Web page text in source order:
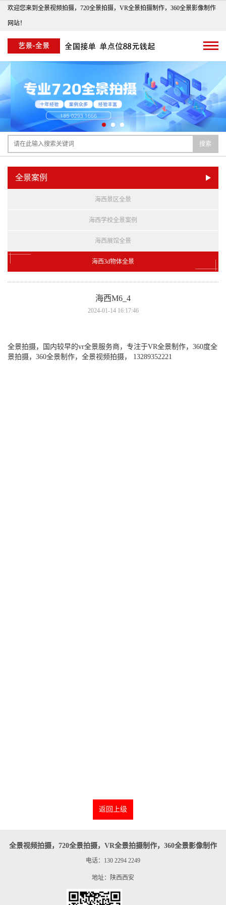
欢迎您来到全景视频拍摄，720全景拍摄，VR全景拍摄制作，360全景影像制作
网站！
搜索
全景案例
海西景区全景
海西学校全景案例
海西展馆全景
海西3d物体全景
海西M6_4
2024-01-14 16:17:46
全景拍摄，国内较早的vr全景服务商，专注于VR全景制作，360度全
景拍摄，360全景制作，全景视频拍摄， 13289352221
返回上级
全景视频拍摄，720全景拍摄，VR全景拍摄制作，360全景影像制作
电话：130 2294 2249
地址：陕西西安